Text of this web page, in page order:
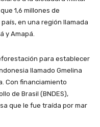
1,6 millones de
en una región llamada
y Amapá.
para establecer
llamado Gmelina
Con financiamiento
de Brasil (BNDES),
que le fue traída por mar